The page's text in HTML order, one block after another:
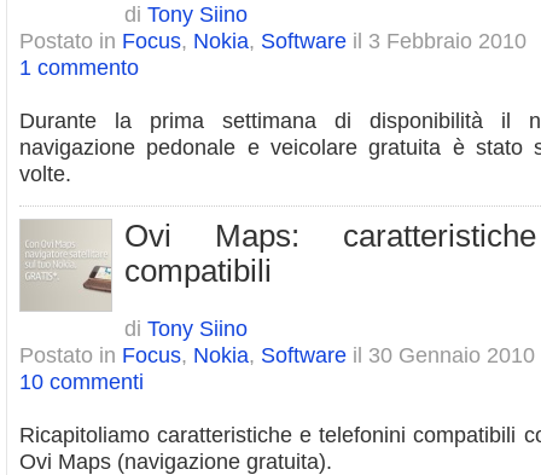
di Tony Siino
Postato in Focus, Nokia, Software il 3 Febbraio 2010
1 commento
Durante la prima settimana di disponibilità il
navigazione pedonale e veicolare gratuita è stato
volte.
Ovi Maps:
compatibili
di Tony Siino
Postato in Focus, Nokia, Software il 30 Gennaio 2010
10 commenti
Ricapitoliamo caratteristiche e telefonini compatibili
Ovi Maps (navigazione gratuita).